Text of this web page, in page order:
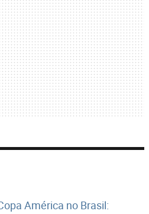
América no Brasil: